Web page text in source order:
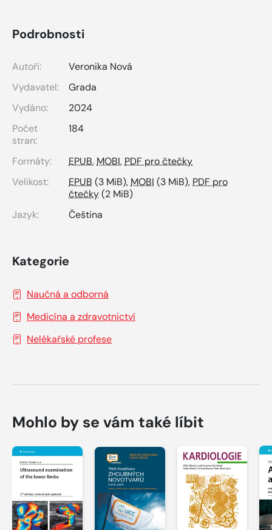
Podrobnosti
Autoři:
Veronika Nová
Vydavatel:
Grada
Vydáno:
2024
Počet
stran:
184
Formáty: EPUB, MOBI, PDF pro čtečky
Velikost:
EPUB (3 MiB), MOBI (3 MiB), PDF pro
čtečky(2 MiB)
Jazyk:
Čeština
Kategorie
Naučná a odborná
Medicína a zdravotnictví
Nelékařské profese
Mohlo by se vám také líbit